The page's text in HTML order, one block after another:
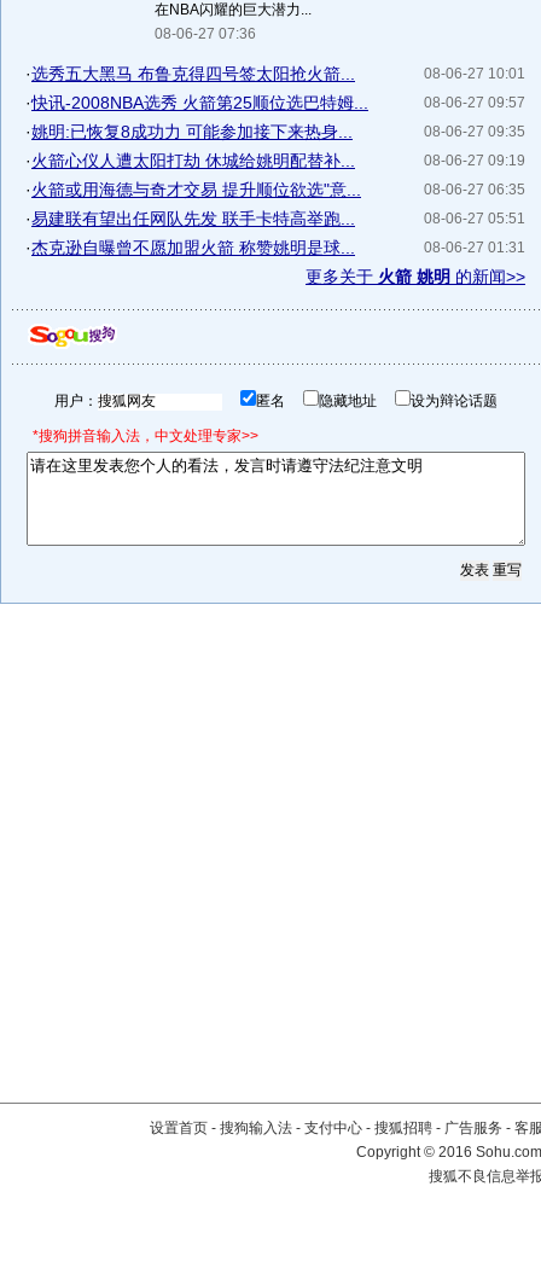
在NBA闪耀的巨大潜力...
08-06-27 07:36
08-06-27 10:01
·选秀五大黑马 布鲁克得四号签太阳抢火箭...
08-06-27 09:57
·快讯-2008NBA选秀 火箭第25顺位选巴特姆...
08-06-27 09:35
·姚明:已恢复8成功力 可能参加接下来热身...
08-06-27 09:19
·火箭心仪人遭太阳打劫 休城给姚明配替补...
08-06-27 06:35
·火箭或用海德与奇才交易 提升顺位欲选"意...
08-06-27 05:51
·易建联有望出任网队先发 联手卡特高举跑...
08-06-27 01:31
·杰克逊自曝曾不愿加盟火箭 称赞姚明是球...
更多关于 火箭 姚明 的新闻>>
用户： 匿名 隐藏地址 设为辩论话题
*搜狗拼音输入法，中文处理专家>>
设置首页 - 搜狗输入法 - 支付中心 - 搜狐招聘 - 广告服务 - 客
Copyright©2016
搜狐不良信息举